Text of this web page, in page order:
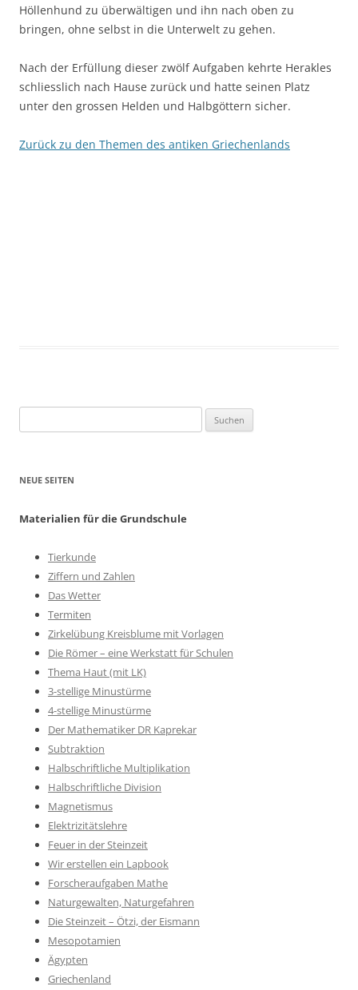
Höllenhund zu überwältigen und ihn nach oben zu
bringen, ohne selbst in die Unterwelt zu gehen.
Nach der Erfüllung dieser zwölf Aufgaben kehrte Herakles
schliesslich nach Hause zurück und hatte seinen Platz
unter den grossen Helden und Halbgöttern sicher.
Zurück zu den Themen des antiken Griechenlands
nach:
NEUE SEITEN
Materialien für die Grundschule
Tierkunde
Ziffern und Zahlen
Das Wetter
Termiten
Zirkelübung Kreisblume mit Vorlagen
Die Römer – eine Werkstatt für Schulen
Thema Haut (mit LK)
3-stellige Minustürme
4-stellige Minustürme
Der Mathematiker DR Kaprekar
Subtraktion
Halbschriftliche Multiplikation
Halbschriftliche Division
Magnetismus
Elektrizitätslehre
Feuer in der Steinzeit
Wir erstellen ein Lapbook
Forscheraufgaben Mathe
Naturgewalten, Naturgefahren
Die Steinzeit – Ötzi, der Eismann
Mesopotamien
Ägypten
Griechenland